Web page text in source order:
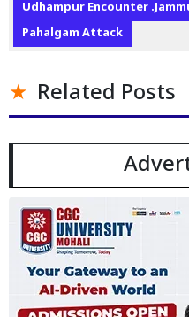
Udhampur Encounter
Pahalgam Attack
Related Posts